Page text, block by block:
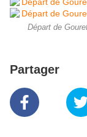
Départ de
Partager